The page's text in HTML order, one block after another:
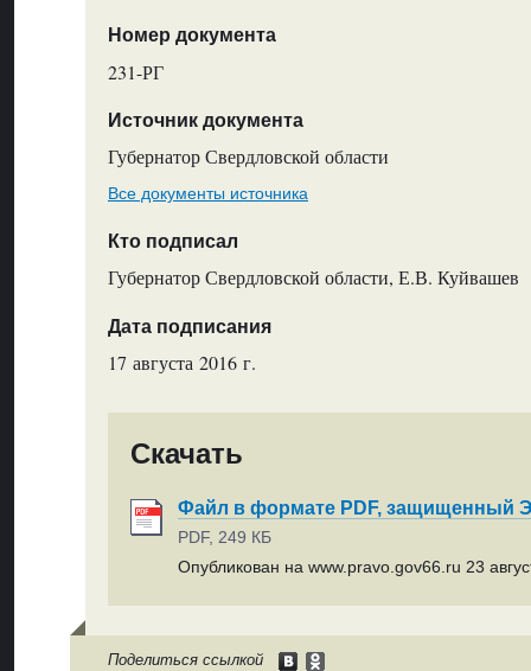
Номер документа
231-РГ
Источник документа
Губернатор Свердловской области
Все документы источника
Кто подписал
Губернатор Свердловской области, Е.В. Куйвашев
Дата подписания
17 августа 2016 г.
Скачать
Файл в формате PDF, защищенный
PDF, 249 КБ
Опубликован на www.pravo.gov66.ru 23
Поделиться ссылкой